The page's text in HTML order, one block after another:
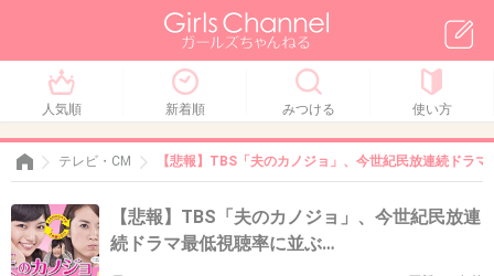
人気順 新着順 みつける 使い方
テレビ・CM 【悲報】TBS「夫のカノジョ」、今世紀民放連続ドラ
【悲報】TBS「夫のカノジョ」、今世紀民放連
続ドラマ最低視聴率に並ぶ…